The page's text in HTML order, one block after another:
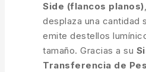
Side (flancos planos)
desplaza una cantidad
emite destellos
tamaño. Gracias a su
Transferencia de